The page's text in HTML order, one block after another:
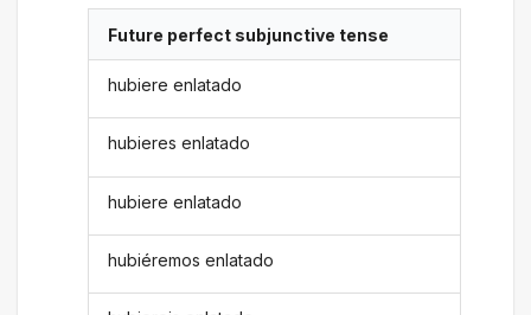
Future perfect subjunctive tense
hubiere enlatado
hubieres enlatado
hubiere enlatado
hubiéremos enlatado